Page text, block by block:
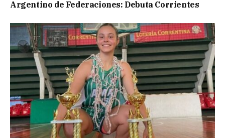
Argentino de Federaciones: Debuta Corrientes